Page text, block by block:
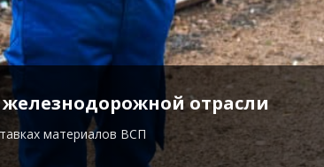
отрасли
материалов ВСП